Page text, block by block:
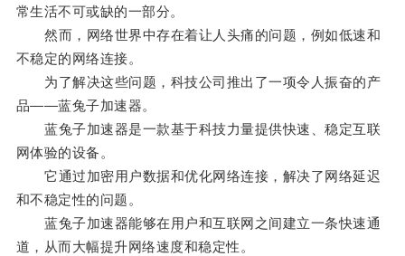
常生活不可或缺的一部分。
然而，网络世界中存在着让人头痛的问题，例如低速和
不稳定的网络连接。
为了解决这些问题，科技公司推出了一项令人振奋的产
品——蓝兔子加速器。
蓝兔子加速器是一款基于科技力量提供快速、稳定互联
网体验的设备。
它通过加密用户数据和优化网络连接，解决了网络延迟
和不稳定性的问题。
蓝兔子加速器能够在用户和互联网之间建立一条快速通
道，从而大幅提升网络速度和稳定性。